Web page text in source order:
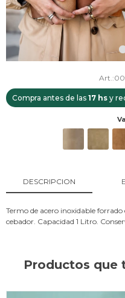
Compra antes de las 17 hs y
DESCRIPCION
Termo de acero inoxidable
cebador. Capacidad 1 Litro.
Productos que